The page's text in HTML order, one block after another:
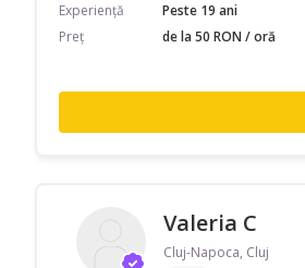
Experiență
Peste 19 ani
Preț
de la 50 RON / oră
Valeria C
Cluj-Napoca, Cluj